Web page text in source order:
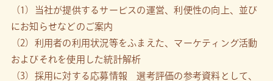
（1）当社が提供するサービスの運営、利便性の向上、並び
にお知らせなどのご案内
（2）利用者の利用状況等をふまえた、マーケティング活動
およびそれを使用した統計解析
（3）採用に対する応募情報 選考評価の参考資料として、